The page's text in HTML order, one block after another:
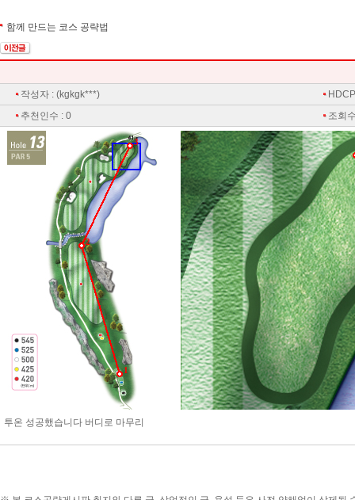
함께 만드는 코스 공략법
작성자 : (kgkgk***)
추천인수 : 0
조회
1
2
3
투온 성공했습니다 버디로 마무리